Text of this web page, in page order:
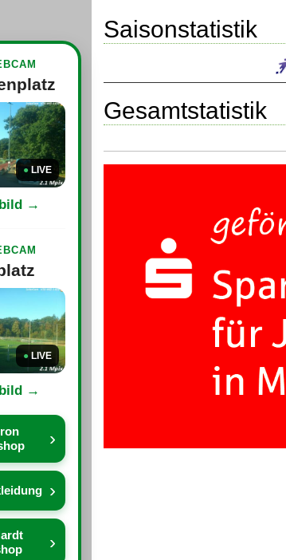
● LIVE
→
● LIVE
→
›
›
›
Saisonstatistik
Gesamtstatistik